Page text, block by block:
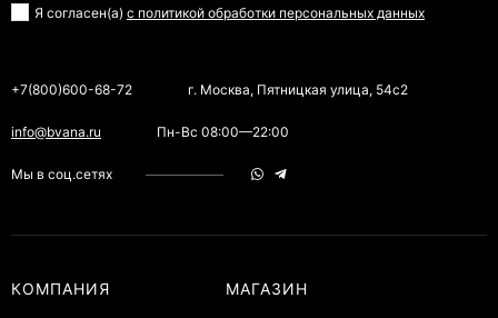
Я согласен(a) с политикой обработки персональных данных
+7(800)600-68-72 г. Москва, Пятницкая улица, 54с2
info@bvana.ru Пн-Вс 08:00—22:00
Мы в соц.сетях
КОМПАНИЯ МАГАЗИН